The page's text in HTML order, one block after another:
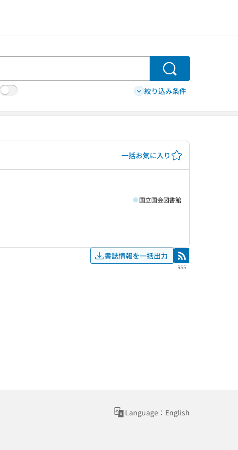
検索
絞り込み条件
一括お気に入り
国立国会図書館
書誌情報を一括出力 RSS
RSS
Language：English